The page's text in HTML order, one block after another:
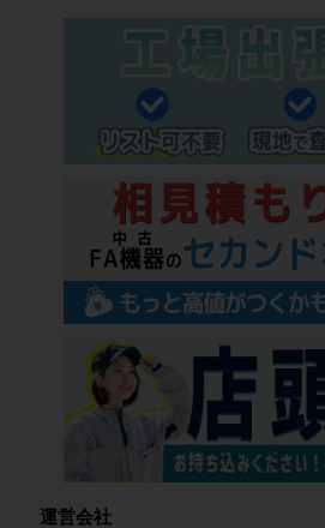
運営会社